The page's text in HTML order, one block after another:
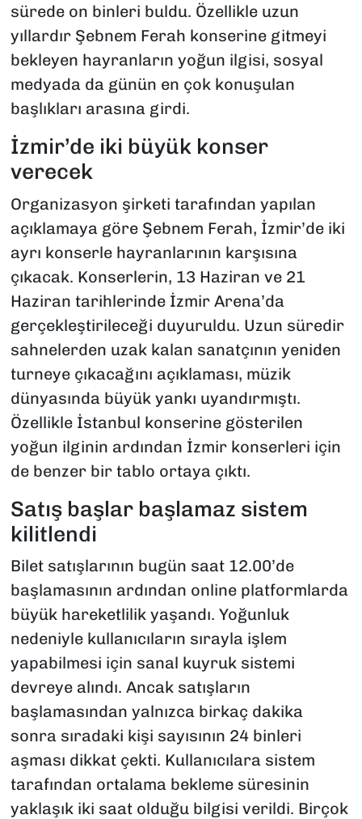
sürede on binleri buldu. Özellikle uzun
yıllardır Şebnem Ferah konserine gitmeyi
bekleyen hayranların yoğun ilgisi, sosyal
medyada da günün en çok konuşulan
başlıkları arasına girdi.
İzmir’de iki büyük konser
verecek
Organizasyon şirketi tarafından yapılan
açıklamaya göre Şebnem Ferah, İzmir’de iki
ayrı konserle hayranlarının karşısına
çıkacak. Konserlerin, 13 Haziran ve 21
Haziran tarihlerinde İzmir Arena’da
gerçekleştirileceği duyuruldu. Uzun süredir
sahnelerden uzak kalan sanatçının yeniden
turneye çıkacağını açıklaması, müzik
dünyasında büyük yankı uyandırmıştı.
Özellikle İstanbul konserine gösterilen
yoğun ilginin ardından İzmir konserleri için
de benzer bir tablo ortaya çıktı.
Satış başlar başlamaz sistem
kilitlendi
Bilet satışlarının bugün saat 12.00’de
başlamasının ardından online platformlarda
büyük hareketlilik yaşandı. Yoğunluk
nedeniyle kullanıcıların sırayla işlem
yapabilmesi için sanal kuyruk sistemi
devreye alındı. Ancak satışların
başlamasından yalnızca birkaç dakika
sonra sıradaki kişi sayısının 24 binleri
aşması dikkat çekti. Kullanıcılara sistem
tarafından ortalama bekleme süresinin
yaklaşık iki saat olduğu bilgisi verildi. Birçok